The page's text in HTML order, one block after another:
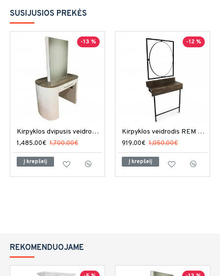
SUSIJUSIOS PREKĖS
-13 %
Kirpyklos dvipusis veidrodis REM Capri
1,485.00€ 1,700.00€
Į krepšelį
-12 %
Kirpyklos veidrodis REM Madison
919.00€ 1,050.00€
Į krepšelį
REKOMENDUOJAME